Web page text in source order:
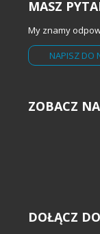
MASZ
My znamy
NAPISZ DO
ZOBACZ
DOŁĄCZ